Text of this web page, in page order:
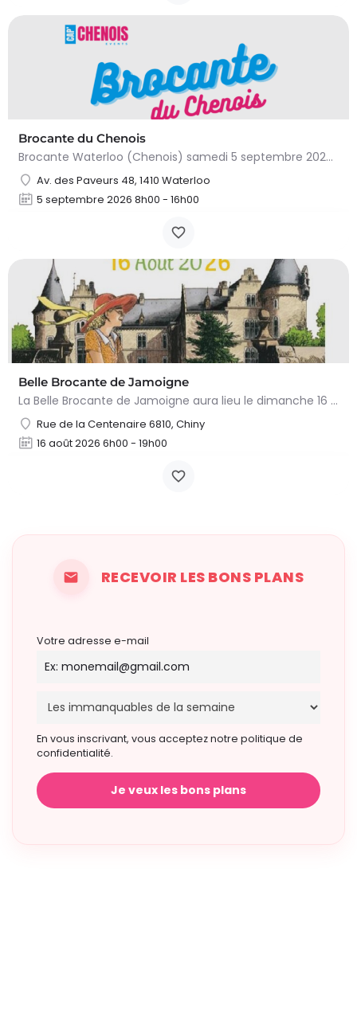
Brocante du Chenois
Brocante Waterloo (Chenois) samedi 5 septembre 2026 (8 à 16h) L’asbl Cap’Chenois vous propose de vendre et…
Av. des Paveurs 48, 1410 Waterloo
5 septembre 2026 8h00 - 16h00
Belle Brocante de Jamoigne
La Belle Brocante de Jamoigne aura lieu le dimanche 16 août 2026 de 6h00 à 18h00, proposant une centaine…
Rue de la Centenaire 6810, Chiny
16 août 2026 6h00 - 19h00
RECEVOIR LES BONS PLANS
Votre adresse e-mail
En vous inscrivant, vous acceptez notre politique de
confidentialité.